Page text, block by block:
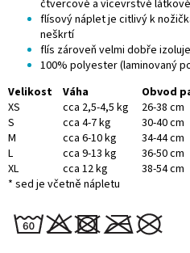
čtvercové a vícevrstvé
flísový náplet je citlivý k
neškrtí
flís zároveň velmi dobře
100% polyester (laminovaný
Velikost
Váha Obvod
XS
cca 2,5-4,5 kg 26-38 cm
S
cca 4-7 kg 30-40 cm
M
cca 6-10 kg 34-44 cm
L
cca 9-13 kg 36-50 cm
XL
cca 12 kg 38-54 cm
* sed je včetně nápletu